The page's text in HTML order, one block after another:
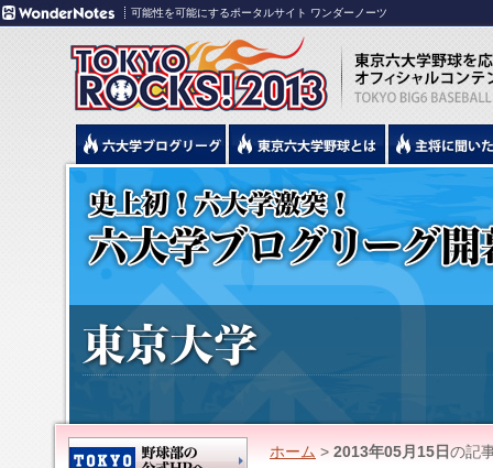
可能性を可能にするポータルサイト ワンダーノーツ
ホーム > 2013年05月15日 の記